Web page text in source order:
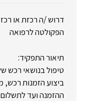
דרוש /ה רכזת או
הפקולטה לרפואה
תיאור התפקיד:
טיפול בנושאי רכש
ביצוע הזמנות
ההזמנה ועד